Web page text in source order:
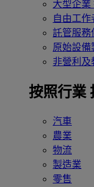
大型企業
自由工作
託管服務
原始設備
非營利及
按照行業
汽車
農業
物流
製造業
零售